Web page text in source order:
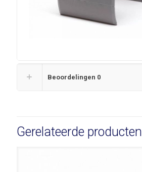
Beoordelingen 0
Gerelateerde producten